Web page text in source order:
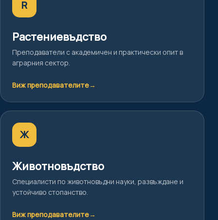
R
Растениевъдство
Преподаватели с академичен и практически опит в
аграрния сектор.
Виж преподавателите→
Ж
Животновъдство
Специалисти по животновъдни науки, развъждане и
устойчиво стопанство.
Виж преподавателите→